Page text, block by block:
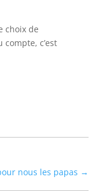
choix de
c’est
nous les papas →